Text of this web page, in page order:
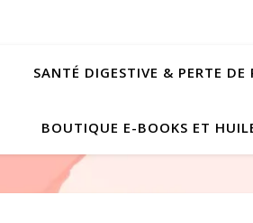
SANTÉ DIGESTIVE & PERTE DE
BOUTIQUE E-BOOKS ET